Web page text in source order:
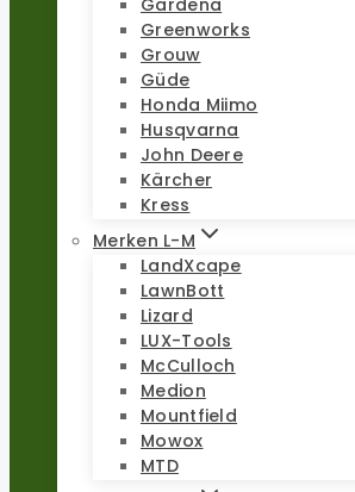
Gardena
Greenworks
Grouw
Güde
Honda Miimo
Husqvarna
John Deere
Kärcher
Kress
Merken L-M
LandXcape
LawnBott
Lizard
LUX-Tools
McCulloch
Medion
Mountfield
Mowox
MTD